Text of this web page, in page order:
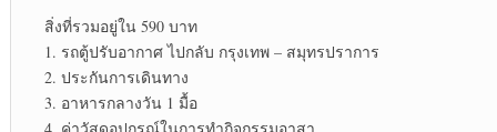
สิ่งที่รวมอยู่ใน 590 บาท
1. รถตู้ปรับอากาศ ไปกลับ กรุงเทพ – สมุทรปราการ
2. ประกันการเดินทาง
3. อาหารกลางวัน 1 มื้อ